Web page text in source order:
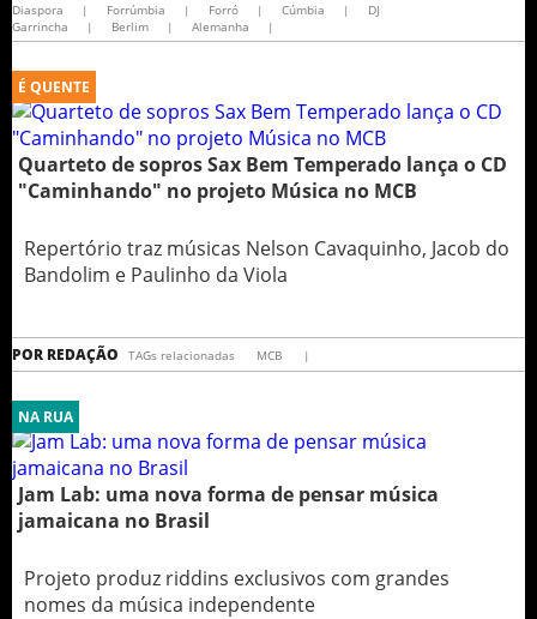
Diaspora
| Forrúmbia | Forró | Cúmbia |
DJ
Garrincha
| Berlim | Alemanha |
É QUENTE
Quarteto de sopros Sax Bem Temperado lança o CD
"Caminhando" no projeto Música no MCB
Repertório traz músicas Nelson Cavaquinho, Jacob do
Bandolim e Paulinho da Viola
POR REDAÇÃO TAGs relacionadas MCB |
NA RUA
Jam Lab: uma nova forma de pensar música
jamaicana no Brasil
Projeto produz riddins exclusivos com grandes
nomes da música independente